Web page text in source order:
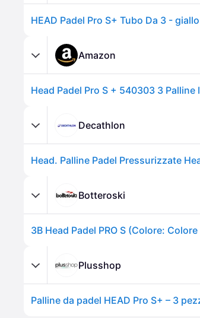
HEAD Padel Pro S+ Tubo Da 3 - giallo
Amazon
Head Padel Pro S + 540303 3 Palline
Decathlon
Botteroski
3B Head Padel PRO S (Colore:
Plusshop
Palline da padel HEAD Pro S+ – 3